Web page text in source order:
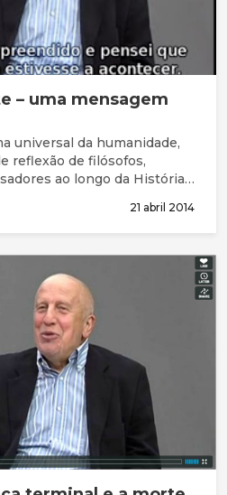
– uma mensagem
universal da humanidade,
reflexão de filósofos,
ao longo da História.
que a identificam. A
é um tabu, é um
é inevitável. A mensagem
após a morte
e na minha convicção
de Jesus Cristo
ao problema da morte,
dá sentido à morte como
e voluntária pela
à vida de todos
séculos, O aceitam e
prometido.
21 abril 2014